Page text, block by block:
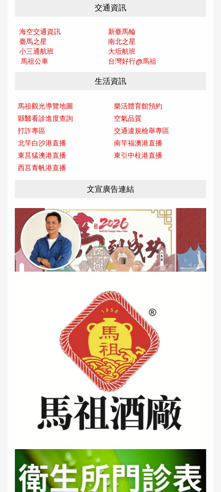
交通資訊
海空交通資訊
新臺馬輪
臺馬之星
南北之星
小三通航班
大坵航班
馬祖公車
台灣好行@馬祖
生活資訊
馬祖觀光導覽地圖
樂活體育館預約
縣醫看診進度查詢
空氣品質
打詐專區
交通違規檢舉專區
北竿白沙港直播
南竿福澳港直播
東莒猛澳港直播
東引中柱港直播
西莒青帆港直播
文宣廣告連結